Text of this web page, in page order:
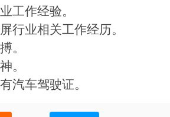
工作经验。
行业相关工作经历。
。
。
汽车驾驶证。